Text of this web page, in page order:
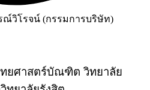
วิโรจน์ (กรรมการบริษัท)
ทยศาสตร์บัณฑิต วิทยาลัย